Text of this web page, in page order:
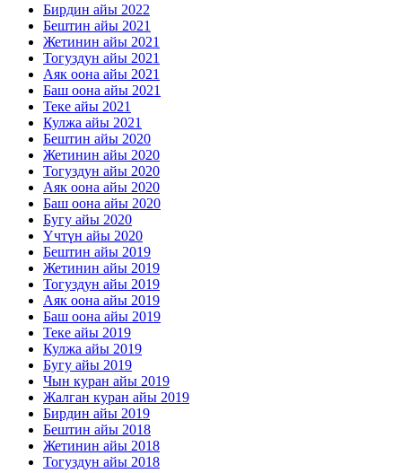
Бирдин айы 2022
Бештин айы 2021
Жетинин айы 2021
Тогуздун айы 2021
Аяк оона айы 2021
Баш оона айы 2021
Теке айы 2021
Кулжа айы 2021
Бештин айы 2020
Жетинин айы 2020
Тогуздун айы 2020
Аяк оона айы 2020
Баш оона айы 2020
Бугу айы 2020
Үчтүн айы 2020
Бештин айы 2019
Жетинин айы 2019
Тогуздун айы 2019
Аяк оона айы 2019
Баш оона айы 2019
Теке айы 2019
Кулжа айы 2019
Бугу айы 2019
Чын куран айы 2019
Жалган куран айы 2019
Бирдин айы 2019
Бештин айы 2018
Жетинин айы 2018
Тогуздун айы 2018